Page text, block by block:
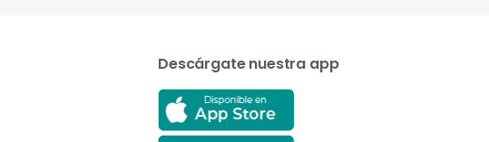
Descárgate nuestra app